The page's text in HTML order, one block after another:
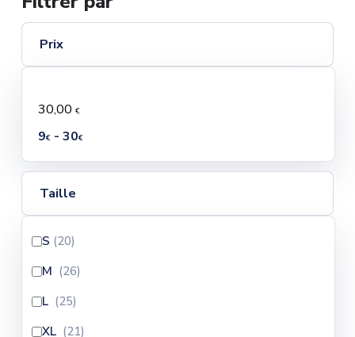
Prix
30,00 €
9€- 30€
Taille
S (20)
M (26)
L (25)
XL (21)